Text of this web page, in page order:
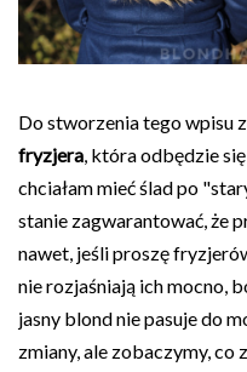
Do stworzenia tego wpisu
fryzjera, która odbędzie
chciałam mieć ślad po
stanie zagwarantować, że
nawet, jeśli proszę
nie rozjaśniają ich mocno,
jasny blond nie pasuje do
zmiany, ale zobaczymy, co